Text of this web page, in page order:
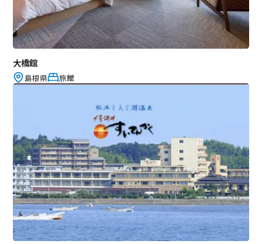
大橋館
島根県 旅館